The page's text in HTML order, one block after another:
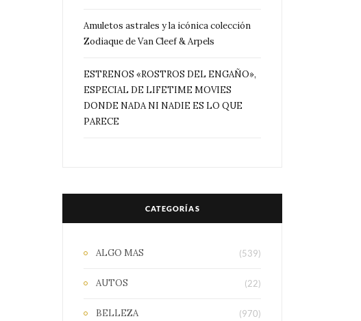
Amuletos astrales y la icónica colección
Zodiaque de Van Cleef & Arpels
ESTRENOS «ROSTROS DEL ENGAÑO»,
ESPECIAL DE LIFETIME MOVIES
DONDE NADA NI NADIE ES LO QUE
PARECE
CATEGORÍAS
ALGO MAS (539)
AUTOS (22)
BELLEZA (970)